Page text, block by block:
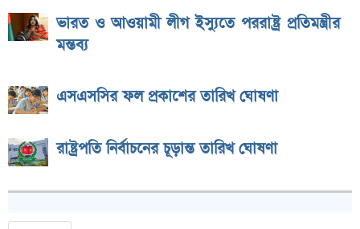
ভারত ও আওয়ামী লীগ ইস্যুতে পররাষ্ট্র প্রতিমন্ত্রীর
মন্তব্য
এসএসসির ফল প্রকাশের তারিখ ঘোষণা
রাষ্ট্রপতি নির্বাচনের চূড়ান্ত তারিখ ঘোষণা